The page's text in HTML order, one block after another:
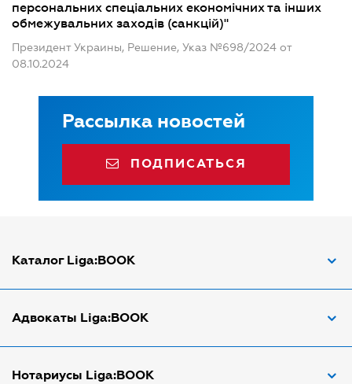
персональних спеціальних економічних та інших
обмежувальних заходів (санкцій)"
Президент Украины, Решение, Указ №698/2024 от
08.10.2024
Рассылка новостей
ПОДПИСАТЬСЯ
Каталог Liga:BOOK
Адвокат по трудовым спорам
Адвокаты Liga:BOOK
Нотариусы Liga:BOOK